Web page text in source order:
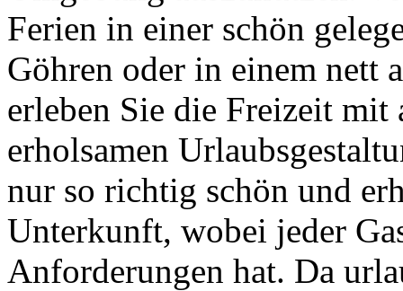
Ferien in einer schön
Göhren oder in einem nett
erleben Sie die Freizeit mit
erholsamen
nur so richtig schön und
Unterkunft, wobei jeder
Anforderungen hat. Da